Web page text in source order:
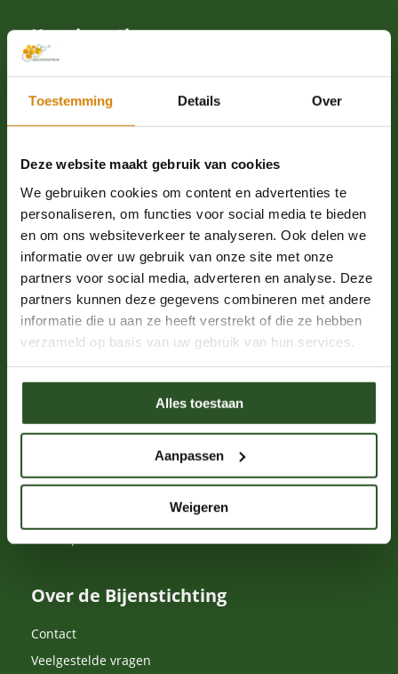
Toestemming Details Over
Deze website maakt gebruik van cookies
We gebruiken cookies om content en advertenties te
personaliseren, om functies voor social media te bieden
en om ons websiteverkeer te analyseren. Ook delen we
informatie over uw gebruik van onze site met onze
partners voor social media, adverteren en analyse. Deze
partners kunnen deze gegevens combineren met andere
informatie die u aan ze heeft verstrekt of die ze hebben
verzameld op basis van uw gebruik van hun services.
Alles toestaan
Aanpassen
Weigeren
Kom in actie
Word donateur
Word ambassadeur
Webshop
Leer over bijen
Schrijf je in voor de nieuwsbrief
Nalatenschap
Word een bijenkenner
Solitaire bijen
Hommels
Bijensterfte
Bij-vriendelijk beheer
Over de Bijenstichting
Contact
Veelgestelde vragen